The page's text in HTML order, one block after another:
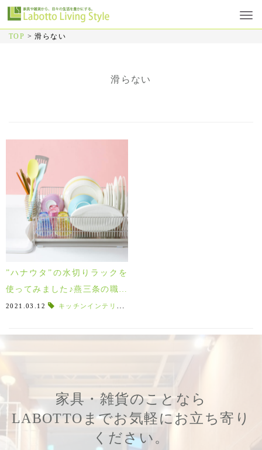
TOP >滑らない
滑らない
”ハナウタ”の水切りラックを
使ってみました♪燕三条の職人
が作るステンレス水切り！
2021.03.12 キッチンインテリア
家具・雑貨のことなら
LABOTTOまでお気軽にお立ち寄り
ください。